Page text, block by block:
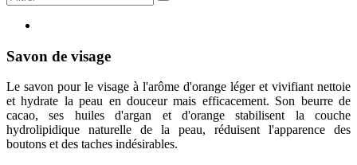
Savon de visage
Le savon pour le visage à l'arôme d'orange léger et vivifiant nettoie
et hydrate la peau en douceur mais efficacement. Son beurre de
cacao, ses huiles d'argan et d'orange stabilisent la couche
hydrolipidique naturelle de la peau, réduisent l'apparence des
boutons et des taches indésirables.